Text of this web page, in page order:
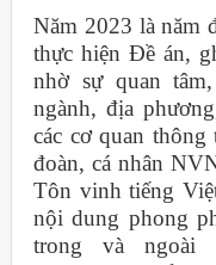
Năm 2023 là năm
thực hiện Đề án,
nhờ sự quan
ngành, địa
các cơ quan thông
đoàn, cá nhân
Tôn vinh tiếng
nội dung phong
trong và ngoài